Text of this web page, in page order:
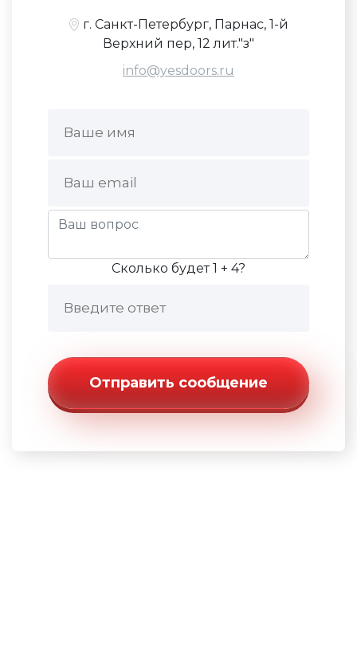
г. Санкт-Петербург, Парнас, 1-й
Верхний пер, 12 лит."з"
info@yesdoors.ru
Сколько будет 1 + 4?
Отправить сообщение